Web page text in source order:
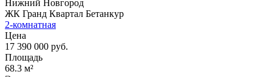
Нижний Новгород
ЖК Гранд Квартал Бетанкур
2-комнатная
Цена
17 390 000 руб.
Площадь
68.3 м²